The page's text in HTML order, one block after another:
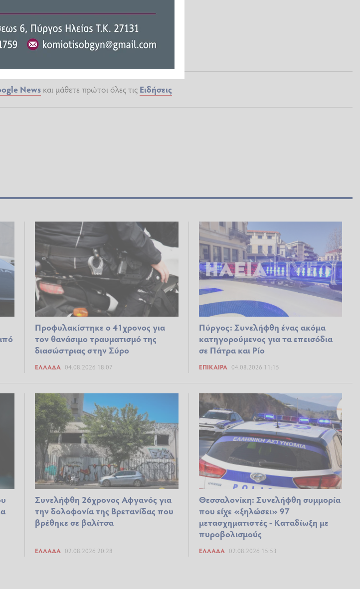
Newsκαι μάθετε πρώτοι όλες τις Ειδήσεις
Προφυλακίστηκε ο 41χρονος για
τον θανάσιμο τραυματισμό της
διασώστριας στην Σύρο
ΕΛΛΆΔΑ 04.08.2026 18:07
Πύργος: Συνελήφθη ένας ακόμα
κατηγορούμενος για τα επεισόδια
σε Πάτρα και Ρίο
ΕΠΊΚΑΙΡΑ 04.08.2026 11:15
Συνελήφθη 26χρονος Αφγανός για
την δολοφονία της Βρετανίδας που
βρέθηκε σε βαλίτσα
ΕΛΛΆΔΑ 02.08.2026 20:28
Θεσσαλονίκη: Συνελήφθη συμμορία
που είχε «ξηλώσει» 97
μετασχηματιστές - Καταδίωξη με
πυροβολισμούς
ΕΛΛΆΔΑ 02.08.2026 15:53